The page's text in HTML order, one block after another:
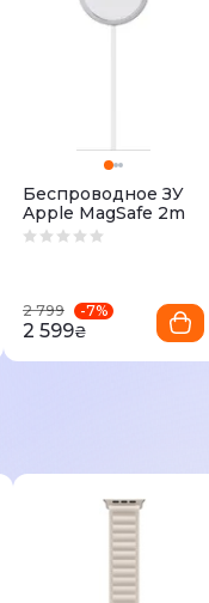
Беспроводное ЗУ
Apple MagSafe 2m
2 799 -7%
2 599₴